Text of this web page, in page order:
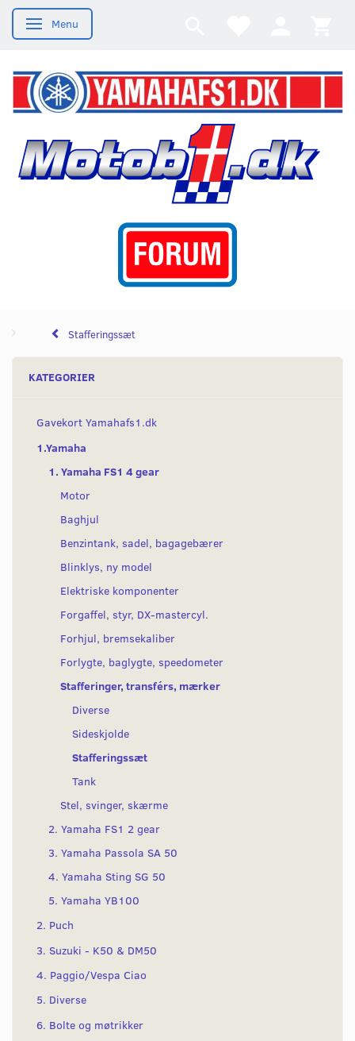
Skifte navigation
Menu
Stafferingssæt
KATEGORIER
Gavekort Yamahafs1.dk
1.Yamaha
1. Yamaha FS1 4 gear
Motor
Baghjul
Benzintank, sadel, bagagebærer
Blinklys, ny model
Elektriske komponenter
Forgaffel, styr, DX-mastercyl.
Forhjul, bremsekaliber
Forlygte, baglygte, speedometer
Stafferinger, transférs, mærker
Diverse
Sideskjolde
Stafferingssæt
Tank
Stel, svinger, skærme
2. Yamaha FS1 2 gear
3. Yamaha Passola SA 50
4. Yamaha Sting SG 50
5. Yamaha YB100
2. Puch
3. Suzuki - K50 & DM50
4. Paggio/Vespa Ciao
5. Diverse
6. Bolte og møtrikker